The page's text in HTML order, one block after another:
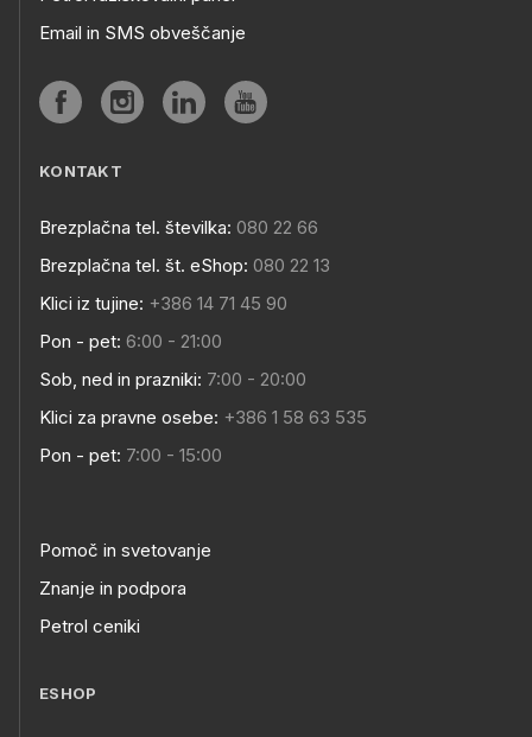
Email in SMS obveščanje
KONTAKT
Brezplačna tel. številka: 080 22 66
Brezplačna tel. št. eShop: 080 22 13
Klici iz tujine: +386 14 71 45 90
Pon - pet: 6:00 - 21:00
Sob, ned in prazniki: 7:00 - 20:00
Klici za pravne osebe: +386 1 58 63 535
Pon - pet: 7:00 - 15:00
Pomoč in svetovanje
Znanje in podpora
Petrol ceniki
ESHOP